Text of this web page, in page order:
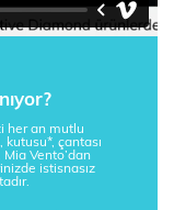
her an mutlu
çantası
Vento’dan
istisnasız